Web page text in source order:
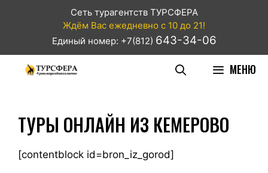
Сеть турагентств ТУРСФЕРА
Ждём Вас ежедневно с 10 до 21!
Единый номер: +7(812) 643-34-06
МЕНЮ
ТУРЫ ОНЛАЙН ИЗ КЕМЕРОВО
[contentblock id=bron_iz_gorod]